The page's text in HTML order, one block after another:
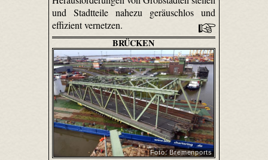
und Stadtteile nahezu geräuschlos und
effizient vernetzen.
BRÜCKEN
Foto: Bremenports